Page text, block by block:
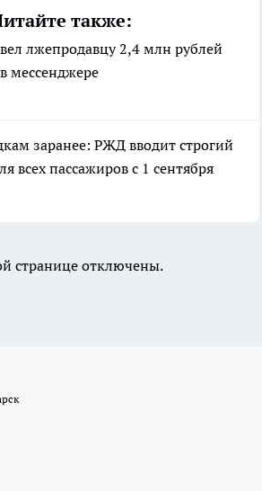
также:
лжепродавцу 2,4 млн рублей
мессенджере
заранее: РЖД вводит строгий
всех пассажиров с 1 сентября
странице отключены.